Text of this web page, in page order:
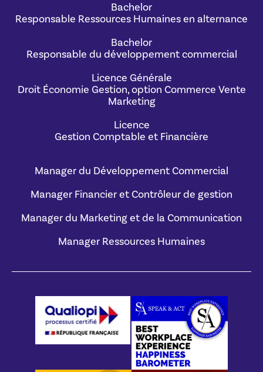
Bachelor
Responsable Ressources Humaines en alternance
Bachelor
Responsable du développement commercial
Licence Générale
Droit Économie Gestion, option Commerce Vente
Marketing
Licence
Gestion Comptable et Financière
Manager du Développement Commercial
Manager Financier et Contrôleur de gestion
Manager du Marketing et de la Communication
Manager Ressources Humaines